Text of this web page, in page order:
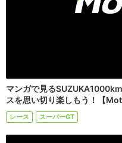
マンガで見る
スを思い切り楽しもう！【
レース スーパーGT